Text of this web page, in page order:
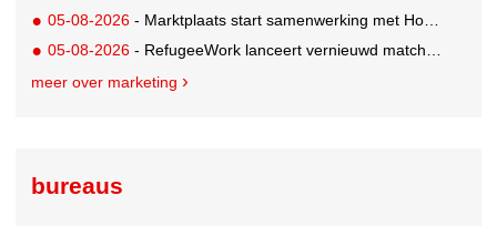
05-08-2026 - Marktplaats start samenwerking met House of Cars
05-08-2026 - RefugeeWork lanceert vernieuwd matchingplatform voor nieuwkomers en werkgevers
meer over marketing
bureaus